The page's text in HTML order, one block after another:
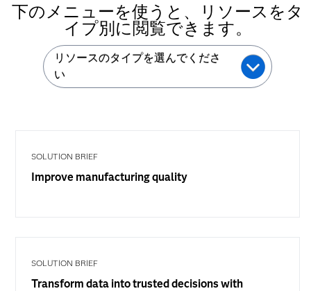
下のメニューを使うと、リソースをタ
イプ別に閲覧できます。
リソースのタイプを選んでくださ
い
SOLUTION BRIEF
Improve manufacturing quality
SOLUTION BRIEF
Transform data into trusted decisions with